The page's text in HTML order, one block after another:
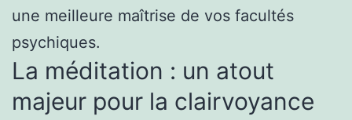
une meilleure maîtrise de vos facultés
psychiques.
La méditation : un atout
majeur pour la clairvoyance